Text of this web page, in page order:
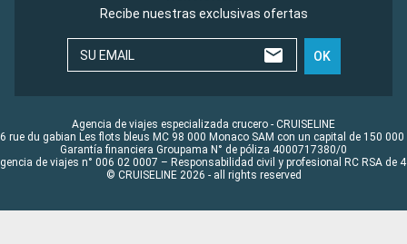
Recibe nuestras exclusivas ofertas
SU EMAIL OK
Agencia de viajes especializada crucero - CRUISELINE
rue du gabian Les flots bleus MC 98 000 Monaco SAM con un capital de 150 000
Garantía financiera Groupama N° de póliza 4000717380/0
de viajes n° 006 02 0007 – Responsabilidad civil y profesional RC RSA de
© CRUISELINE 2026 - all rights reserved